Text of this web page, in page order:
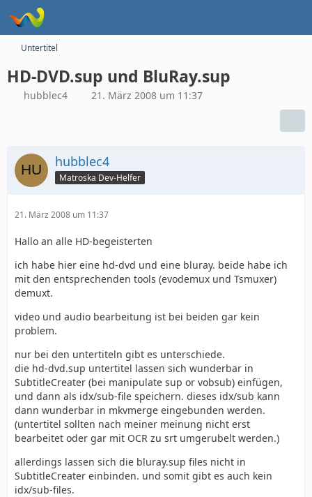
Untertitel
HD-DVD.sup und BluRay.sup
hubblec4 21. März 2008 um 11:37
hubblec4
Matroska Dev-Helfer
21. März 2008 um 11:37
Hallo an alle HD-begeisterten
ich habe hier eine hd-dvd und eine bluray. beide habe ich
mit den entsprechenden tools (evodemux und Tsmuxer)
demuxt.
video und audio bearbeitung ist bei beiden gar kein
problem.
nur bei den untertiteln gibt es unterschiede.
die hd-dvd.sup untertitel lassen sich wunderbar in
SubtitleCreater (bei manipulate sup or vobsub) einfügen,
und dann als idx/sub-file speichern. dieses idx/sub kann
dann wunderbar in mkvmerge eingebunden werden.
(untertitel sollten nach meiner meinung nicht erst
bearbeitet oder gar mit OCR zu srt umgerubelt werden.)
allerdings lassen sich die bluray.sup files nicht in
SubtitleCreater einbinden. und somit gibt es auch kein
idx/sub-files.